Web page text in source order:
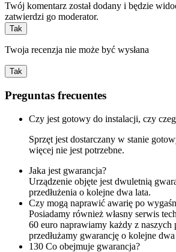
Twój komentarz został dodany i będzie
zatwierdzi go moderator.
Tak
Twoja recenzja nie może być wysłana
Tak
Preguntas frecuentes
Czy jest gotowy do instalacji, czy
Sprzęt jest dostarczany w stanie
więcej nie jest potrzebne.
Jaka jest gwarancja?
Urządzenie objęte jest dwuletnią
przedłużenia o kolejne dwa lata.
Czy mogą naprawić awarię po
Posiadamy również własny serwis
60 euro naprawiamy każdy z naszych
przedłużamy gwarancję o kolejne dwa
130 Co obejmuje gwarancja?